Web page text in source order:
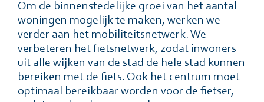
Om de binnenstedelijke groei van het aantal
woningen mogelijk te maken, werken we
verder aan het mobiliteitsnetwerk. We
verbeteren het fietsnetwerk, zodat inwoners
uit alle wijken van de stad de hele stad kunnen
bereiken met de fiets. Ook het centrum moet
optimaal bereikbaar worden voor de fietser,